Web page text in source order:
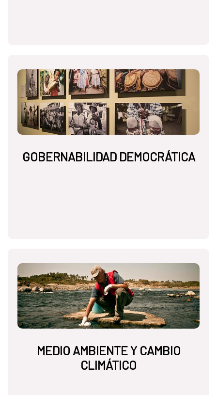
GOBERNABILIDAD DEMOCRÁTICA
MEDIO AMBIENTE Y CAMBIO
CLIMÁTICO